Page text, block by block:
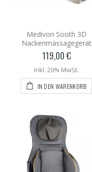
Medivon Sooth 3D
Nackenmassagegerät
119,00 €
Inkl. 20% MwSt.
IN DEN WARENKORB